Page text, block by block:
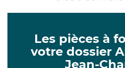
Les pièces à
votre dossier
Jean-